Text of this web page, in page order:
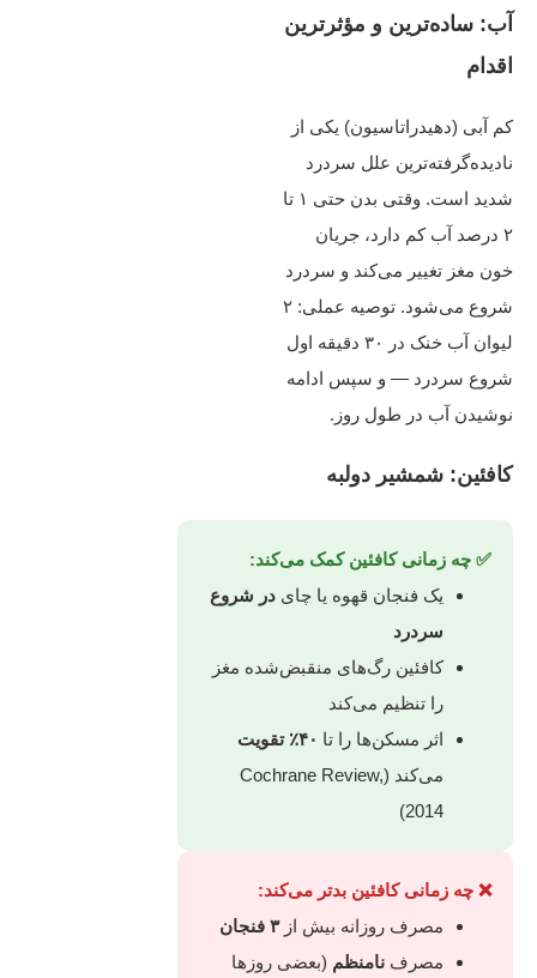
آب: ساده‌ترین و مؤثرترین
اقدام
کم‌ آبی (دهیدراتاسیون) یکی از
نادیده‌گرفته‌ترین علل سردرد
شدید است. وقتی بدن حتی ۱ تا
۲ درصد آب کم دارد، جریان
خون مغز تغییر می‌کند و سردرد
شروع می‌شود. توصیه عملی: ۲
لیوان آب خنک در ۳۰ دقیقه اول
شروع سردرد — و سپس ادامه
نوشیدن آب در طول روز.
کافئین: شمشیر دولبه
✅ چه زمانی کافئین کمک می‌کند:
یک فنجان قهوه یا چای در شروع
سردرد
کافئین رگ‌های منقبض‌شده مغز
را تنظیم می‌کند
اثر مسکن‌ها را تا ۴۰٪ تقویت
می‌کند (Cochrane Review,
2014)
❌ چه زمانی کافئین بدتر می‌کند:
مصرف روزانه بیش از۳ فنجان
مصرف نامنظم (بعضی روزها